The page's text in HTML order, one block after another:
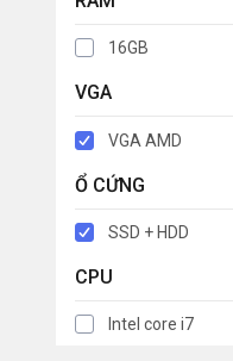
16GB
VGA
VGA AMD
Ổ CỨNG
SSD + HDD
CPU
Intel core i7